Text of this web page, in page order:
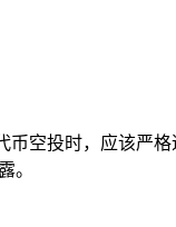
空投时，应该严
。